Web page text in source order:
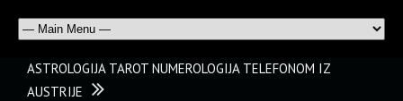
ASTROLOGIJA TAROT NUMEROLOGIJA TELEFONOM IZ
AUSTRIJE